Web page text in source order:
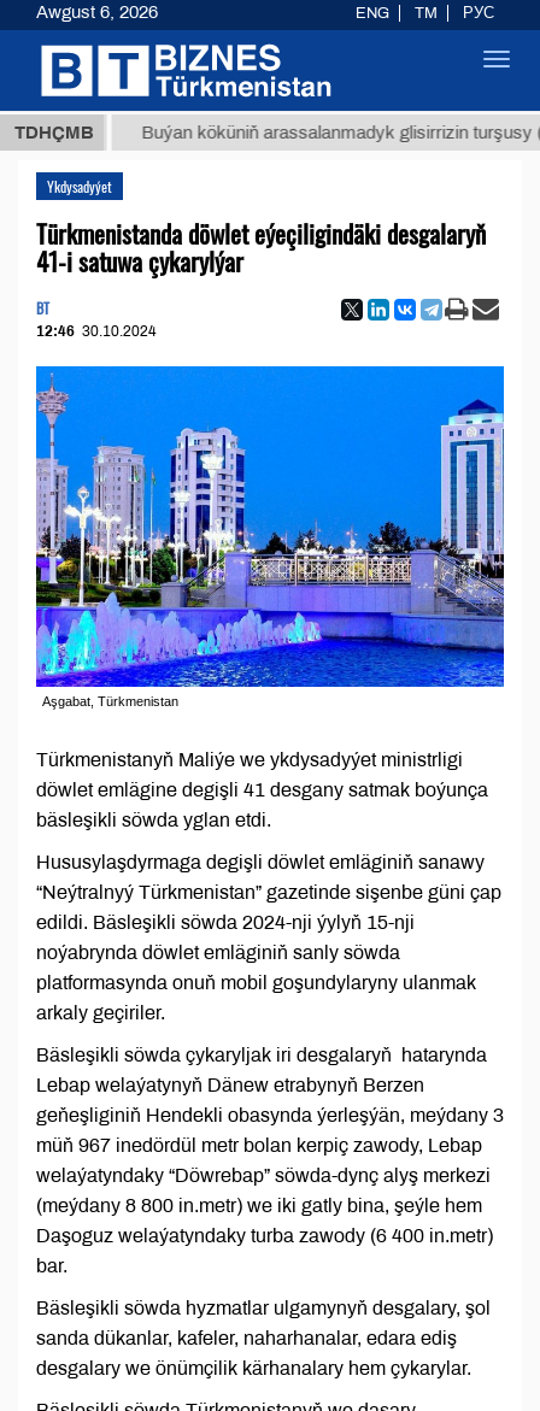
TDHÇMBBuýan köküniň arassalanmadyk glisirrizin turşusy (t.)
Ykdysadyýet
Türkmenistanda döwlet eýeçiligindäki desgalaryň
41-i satuwa çykarylýar
BT
12:46 30.10.2024
Aşgabat, Türkmenistan
Türkmenistanyň Maliýe we ykdysadyýet ministrligi
döwlet emlägine degişli 41 desgany satmak boýunça
bäsleşikli söwda yglan etdi.
Hususylaşdyrmaga degişli döwlet emläginiň sanawy
“Neýtralnyý Türkmenistan” gazetinde sişenbe güni çap
edildi. Bäsleşikli söwda 2024-nji ýylyň 15-nji
noýabrynda döwlet emläginiň sanly söwda
platformasynda onuň mobil goşundylaryny ulanmak
arkaly geçiriler.
Bäsleşikli söwda çykaryljak iri desgalaryň hatarynda
Lebap welaýatynyň Dänew etrabynyň Berzen
geňeşliginiň Hendekli obasynda ýerleşýän, meýdany 3
müň 967 inedördül metr bolan kerpiç zawody, Lebap
welaýatyndaky “Döwrebap” söwda-dynç alyş merkezi
(meýdany 8 800 in.metr) we iki gatly bina, şeýle hem
Daşoguz welaýatyndaky turba zawody (6 400 in.metr)
bar.
Bäsleşikli söwda hyzmatlar ulgamynyň desgalary, şol
sanda dükanlar, kafeler, naharhanalar, edara ediş
desgalary we önümçilik kärhanalary hem çykarylar.
Awgust 6, 2026 ENG TM РУС